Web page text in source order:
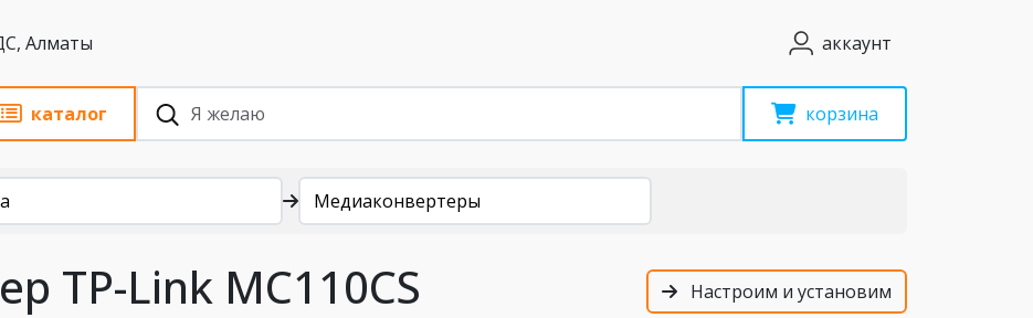
KZT, с НДС, Алматы аккаунт
каталог корзина
Медиаконвертеры
TP-Link MC110CS Настроим и установим